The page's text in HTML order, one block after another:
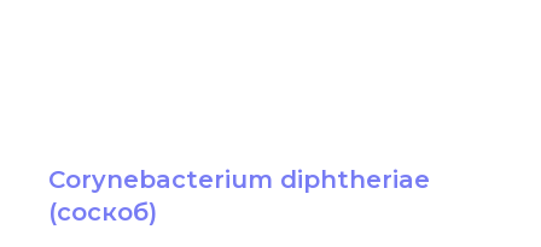
Corynebacterium diphtheriae
(соскоб)